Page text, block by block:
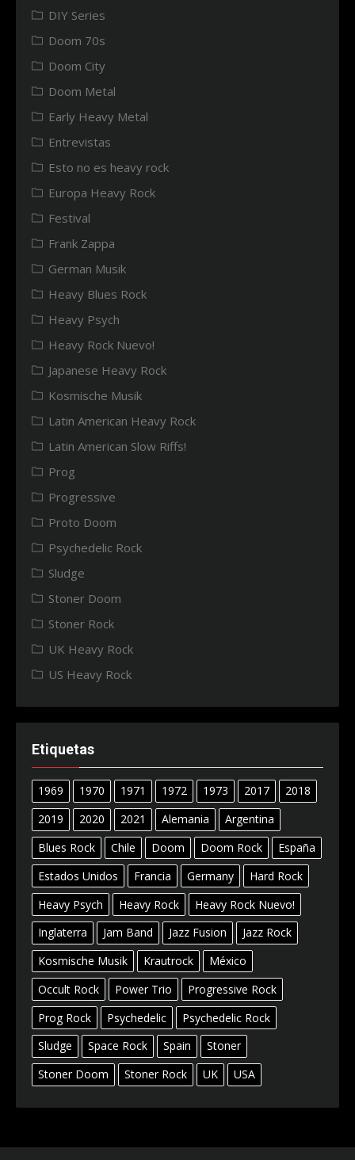
DIY Series
Doom 70s
Doom City
Doom Metal
Early Heavy Metal
Entrevistas
Esto no es heavy rock
Europa Heavy Rock
Festival
Frank Zappa
German Musik
Heavy Blues Rock
Heavy Psych
Heavy Rock Nuevo!
Japanese Heavy Rock
Kosmische Musik
Latin American Heavy Rock
Latin American Slow Riffs!
Prog
Progressive
Proto Doom
Psychedelic Rock
Sludge
Stoner Doom
Stoner Rock
UK Heavy Rock
US Heavy Rock
Etiquetas
1969 1970 1971 1972 1973 2017
2018
2019
2020 2021 Alemania
Argentina
Blues Rock
Chile Doom Doom Rock
España
Estados Unidos
Francia Germany
Hard Rock
Heavy Psych
Heavy Rock
Heavy Rock Nuevo!
Inglaterra
Jam Band Jazz Fusion
Jazz Rock
Kosmische Musik
Krautrock
México
Occult Rock
Power Trio
Progressive Rock
Prog Rock
Psychedelic
Psychedelic Rock
Sludge
Space Rock Spain
Stoner
Stoner Doom
Stoner Rock UK USA